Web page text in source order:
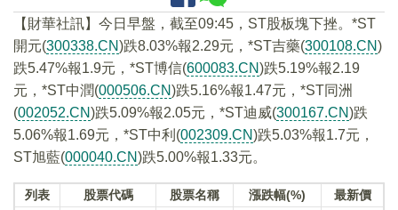
【財華社訊】今日早盤，截至09:45，ST股板塊下挫。*ST
開元(300338.CN)跌8.03%報2.29元，*ST吉藥(300108.CN)
跌5.47%報1.9元，*ST博信(600083.CN)跌5.19%報2.19
元，*ST中潤(000506.CN)跌5.16%報1.47元，*ST同洲
(002052.CN)跌5.09%報2.05元，*ST迪威(300167.CN)跌
5.06%報1.69元，*ST中利(002309.CN)跌5.03%報1.7元，
ST旭藍(000040.CN)跌5.00%報1.33元。
列表 股票代碼 股票名稱 漲跌幅(%)
最新價